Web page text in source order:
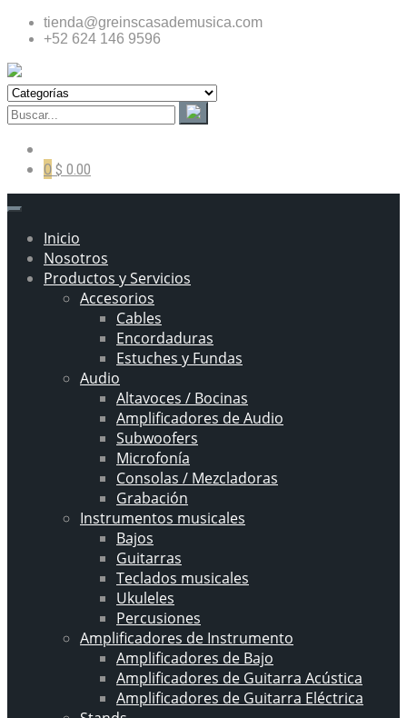
tienda@greinscasademusica.com
+52 624 146 9596
0 $ 0.00
Inicio
Nosotros
Productos y Servicios
Accesorios
Cables
Encordaduras
Estuches y Fundas
Audio
Altavoces / Bocinas
Amplificadores de Audio
Subwoofers
Microfonía
Consolas / Mezcladoras
Grabación
Instrumentos musicales
Bajos
Guitarras
Teclados musicales
Ukuleles
Percusiones
Amplificadores de Instrumento
Amplificadores de Bajo
Amplificadores de Guitarra Acústica
Amplificadores de Guitarra Eléctrica